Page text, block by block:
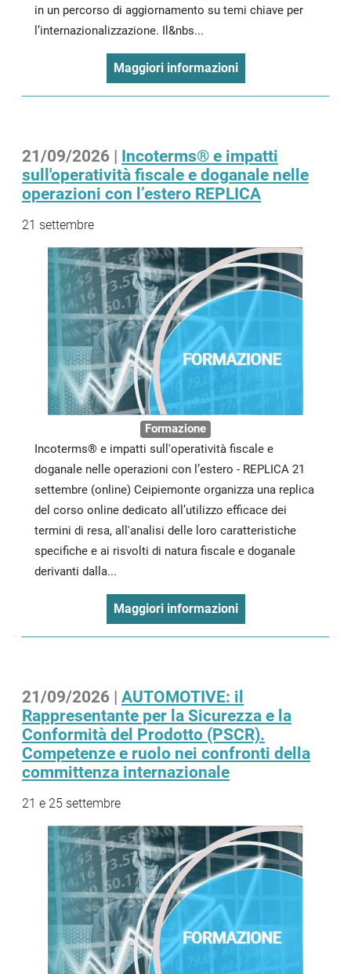
in un percorso di aggiornamento su temi chiave per
l’internazionalizzazione. Il&nbs...
Maggiori informazioni
21/09/2026 | Incoterms® e impatti
sull'operatività fiscale e doganale nelle
operazioni con l’estero REPLICA
21 settembre
Formazione
Incoterms® e impatti sull'operatività fiscale e
doganale nelle operazioni con l’estero - REPLICA 21
settembre (online) Ceipiemonte organizza una replica
del corso online dedicato all’utilizzo efficace dei
termini di resa, all'analisi delle loro caratteristiche
specifiche e ai risvolti di natura fiscale e doganale
derivanti dalla...
Maggiori informazioni
21/09/2026 | AUTOMOTIVE: il
Rappresentante per la Sicurezza e la
Conformità del Prodotto (PSCR).
Competenze e ruolo nei confronti della
committenza internazionale
21 e 25 settembre